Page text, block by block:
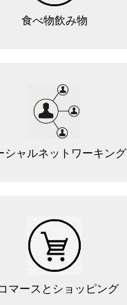
食べ物飲み物
シャルネットワーキング
マースとショッピング